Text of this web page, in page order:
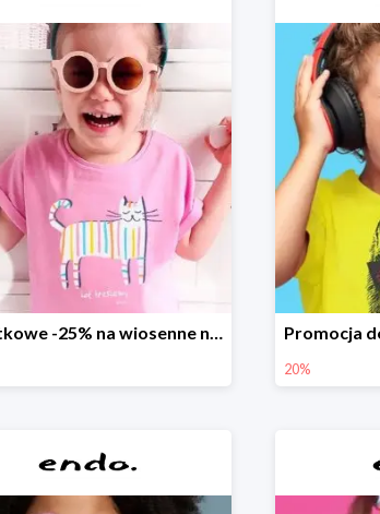
Dodatkowe -25% na wiosenne nowości
20%